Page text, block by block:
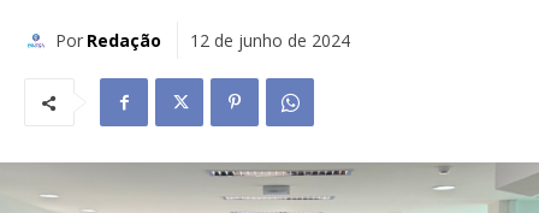
Por Redação 12 de junho de 2024